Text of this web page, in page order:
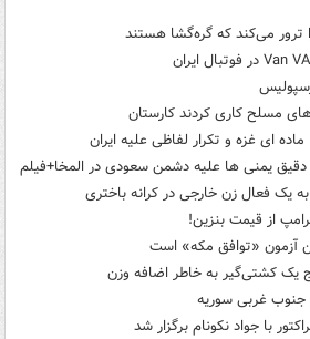
ترور می‌کند که گره‌گشا هستند
مسلح کاری کردند کارستان
دقیق یمنی ها علیه دشمن سعودی در المخا+فیلم
یک فعال زن خارجی در کرانه باختری
از قیمت بنزین!
آزمون «توافق مکه» است
یک کشتی‌گیر به خاطر اضافه وزن
جنوب غربی سوریه
با جواد نکونام برگزار شد